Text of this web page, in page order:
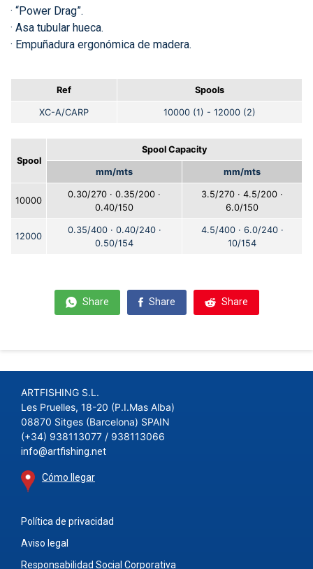
· “Power Drag”.
· Asa tubular hueca.
· Empuñadura ergonómica de madera.
Ref Spools
XC-A/CARP 10000 (1) - 12000 (2)
Spool
Spool Capacity
mm/mts mm/mts
10000
0.30/270 · 0.35/200 ·
0.40/150
3.5/270 · 4.5/200 ·
6.0/150
12000
0.35/400 · 0.40/240 ·
0.50/154
4.5/400 · 6.0/240 ·
10/154
Share Share Share
ARTFISHING S.L.
Les Pruelles, 18-20 (P.I.Mas Alba)
08870 Sitges (Barcelona) SPAIN
(+34) 938113077 / 938113066
info@artfishing.net
Cómo llegar
Política de privacidad
Aviso legal
Responsabilidad Social Corporativa